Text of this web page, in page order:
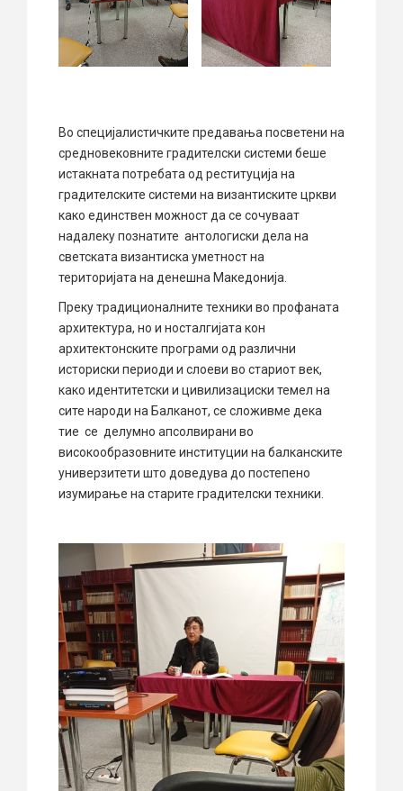
Во специјалистичките предавања посветени на
средновековните градителски системи беше
истакната потребата од реституција на
градителските системи на византиските цркви
како единствен можност да се сочуваат
надалеку познатите антологиски дела на
светската византиска уметност на
територијата на денешна Македонија.
Преку традиционалните техники во профаната
архитектура, но и носталгијата кон
архитектонските програми од различни
историски периоди и слоеви во стариот век,
како идентитетски и цивилизациски темел на
сите народи на Балканот, се сложивме дека
тие се делумно апсолвирани во
високообразовните институции на балканските
универзитети што доведува до постепено
изумирање на старите градителски техники.